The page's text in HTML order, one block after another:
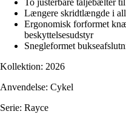
To justerbare taljebælter
Længere skridtlængde i
Ergonomisk forformet
beskyttelsesudstyr
Snegleformet
Kollektion: 2026
Anvendelse: Cykel
Serie: Rayce